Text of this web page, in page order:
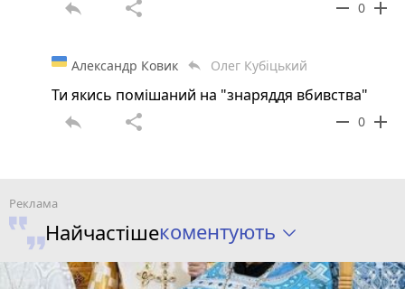
reply share remove 0 add
Александр Ковик reply Олег Кубіцький
Ти якись помішаний на "знаряддя вбивства"
reply share remove 0 add
Найчастішекоментують